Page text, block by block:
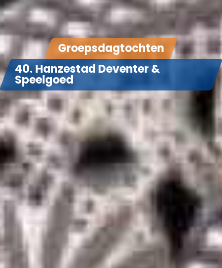
Groepsdagtochten
40. Hanzestad Deventer &
Speelgoed